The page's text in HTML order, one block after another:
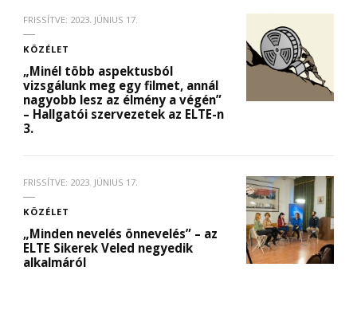
FRISSÍTVE: 2023. JÚNIUS 17.
KÖZÉLET
„Minél több aspektusból
vizsgálunk meg egy filmet, annál
nagyobb lesz az élmény a végén”
– Hallgatói szervezetek az ELTE-n
3.
FRISSÍTVE: 2023. JÚNIUS 17.
KÖZÉLET
„Minden nevelés önnevelés” – az
ELTE Sikerek Veled negyedik
alkalmáról